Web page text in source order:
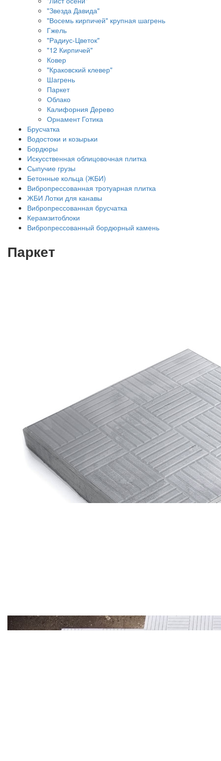
"Звезда Давида"
"Восемь кирпичей" крупная шагрень
Гжель
"Радиус-Цветок"
"12 Кирпичей"
Ковер
"Краковский клевер"
Шагрень
Паркет
Облако
Калифорния Дерево
Орнамент Готика
Брусчатка
Водостоки и козырьки
Бордюры
Искусственная облицовочная плитка
Сыпучие грузы
Бетонные кольца (ЖБИ)
Вибропрессованная тротуарная плитка
ЖБИ Лотки для канавы
Вибропрессованная брусчатка
Керамзитоблоки
Вибропрессованный бордюрный камень
Паркет